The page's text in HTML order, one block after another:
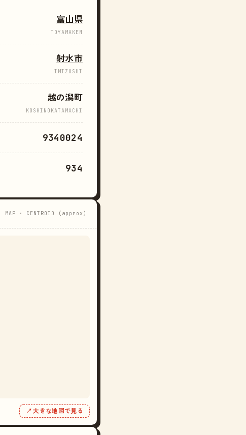
富山県
TOYAMAKEN
射水市
IMIZUSHI
越の潟町
KOSHINOKATAMACHI
9340024
934
MAP · CENTROID (approx)
↗ 大きな地図で見る